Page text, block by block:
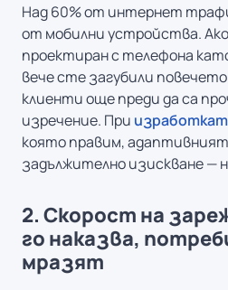
Над 60% от интернет
от мобилни устройства.
проектиран с телефона
вече сте загубили
клиенти още преди да са
изречение. При
която правим,
задължително изискване —
2. Скорост на
го наказва,
мразят